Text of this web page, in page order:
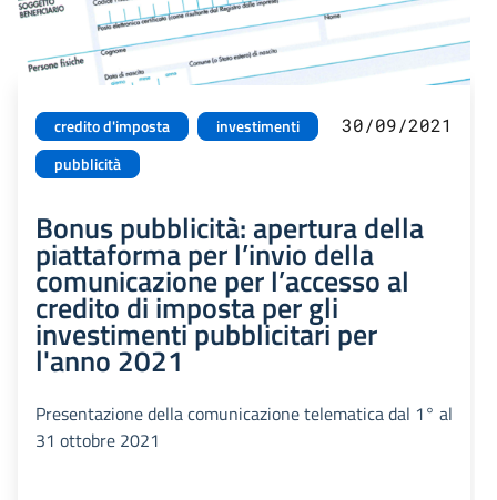
credito d'imposta
investimenti
pubblicità
30/09/2021
Bonus pubblicità: apertura della
piattaforma per l’invio della
comunicazione per l’accesso al
credito di imposta per gli
investimenti pubblicitari per
l'anno 2021
Presentazione della comunicazione telematica dal 1° al
31 ottobre 2021